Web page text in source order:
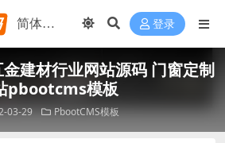
登录
建材行业网站源码 门窗定制
pbootcms模板
03-29 PbootCMS模板